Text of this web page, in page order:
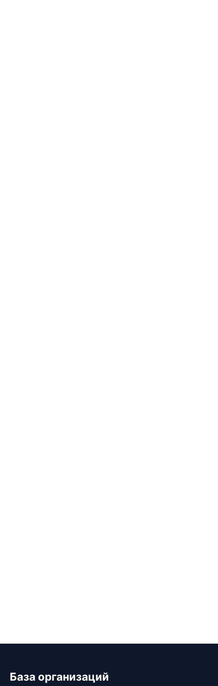
База организаций